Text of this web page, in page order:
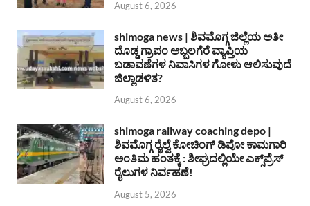
August 6, 2026
shimoga news | ಶಿವಮೊಗ್ಗ ಜಿಲ್ಲೆಯ ಅತೀ
ದೊಡ್ಡ ಗ್ರಾಪಂ ಅಬ್ಬಲಗೆರೆ ವ್ಯಾಪ್ತಿಯ
ಬಡಾವಣೆಗಳ ನಿವಾಸಿಗಳ ಗೋಳು ಆಲಿಸುವುದೆ
ಜಿಲ್ಲಾಡಳಿತ?
August 6, 2026
shimoga railway coaching depo |
ಶಿವಮೊಗ್ಗ ರೈಲ್ವೆ ಕೋಚಿಂಗ್ ಡಿಪೋ ಕಾಮಗಾರಿ
ಅಂತಿಮ ಹಂತಕ್ಕೆ : ಶೀಘ್ರದಲ್ಲಿಯೇ ಎಕ್ಸ್‌ಪ್ರೆಸ್
ರೈಲುಗಳ ನಿರ್ವಹಣೆ!
August 5, 2026